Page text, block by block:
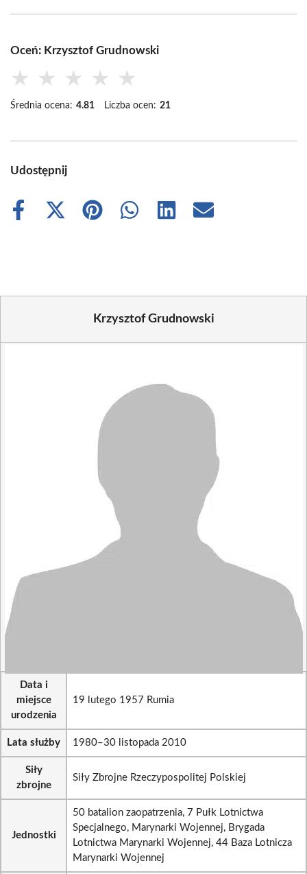
Oceń: Krzysztof Grudnowski
★ ★ ★ ★ ★
Średnia ocena: 4.81 Liczba ocen: 21
Udostępnij
Share
Share
Share
Share
Share
Share
Krzysztof Grudnowski
Data i
miejsce
urodzenia
19 lutego 1957 Rumia
Lata służby 1980–30 listopada 2010
Siły
zbrojne
Siły Zbrojne Rzeczypospolitej Polskiej
Jednostki
50 batalion zaopatrzenia, 7 Pułk Lotnictwa
Specjalnego, Marynarki Wojennej, Brygada
Lotnictwa Marynarki Wojennej, 44 Baza Lotnicza
Marynarki Wojennej